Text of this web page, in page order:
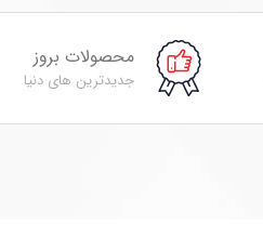
محصولات بروز
جدیدترین های دنیا